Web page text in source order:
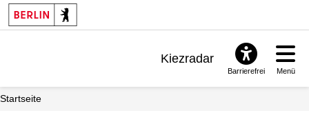
Kiezradar
Barrierefrei Menü
Startseite